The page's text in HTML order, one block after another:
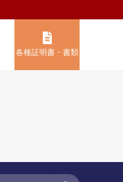
各種証明書・書類